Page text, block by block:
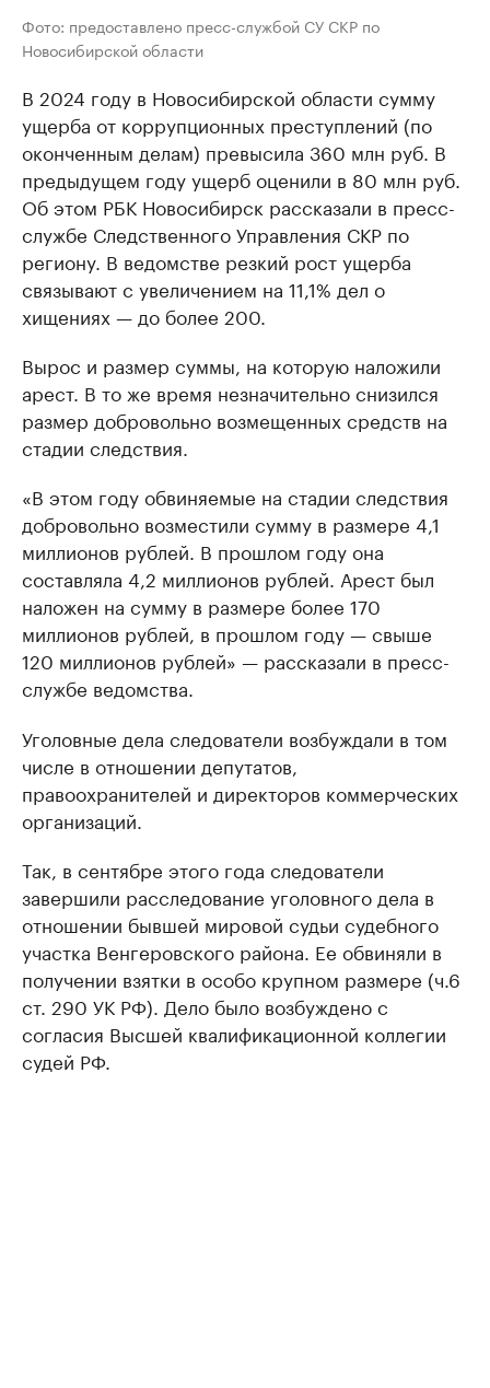
Фото: предоставлено пресс-службой СУ СКР по
Новосибирской области
В 2024 году в Новосибирской области сумму
ущерба от коррупционных преступлений (по
оконченным делам) превысила 360 млн руб. В
предыдущем году ущерб оценили в 80 млн руб.
Об этом РБК Новосибирск рассказали в пресс-
службе Следственного Управления СКР по
региону. В ведомстве резкий рост ущерба
связывают с увеличением на 11,1% дел о
хищениях — до более 200.
Вырос и размер суммы, на которую наложили
арест. В то же время незначительно снизился
размер добровольно возмещенных средств на
стадии следствия.
«В этом году обвиняемые на стадии следствия
добровольно возместили сумму в размере 4,1
миллионов рублей. В прошлом году она
составляла 4,2 миллионов рублей. Арест был
наложен на сумму в размере более 170
миллионов рублей, в прошлом году — свыше
120 миллионов рублей» — рассказали в пресс-
службе ведомства.
Уголовные дела следователи возбуждали в том
числе в отношении депутатов,
правоохранителей и директоров коммерческих
организаций.
Так, в сентябре этого года следователи
завершили расследование уголовного дела в
отношении бывшей мировой судьи судебного
участка Венгеровского района. Ее обвиняли в
получении взятки в особо крупном размере (ч.6
ст. 290 УК РФ). Дело было возбуждено с
согласия Высшей квалификационной коллегии
судей РФ.